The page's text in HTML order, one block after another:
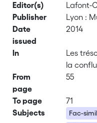
Editor(s)
Lafont-
Publisher
Lyon :
Date
issued
2014
In
Les
la
From
page
55
To page
71
Subjects
Fac-